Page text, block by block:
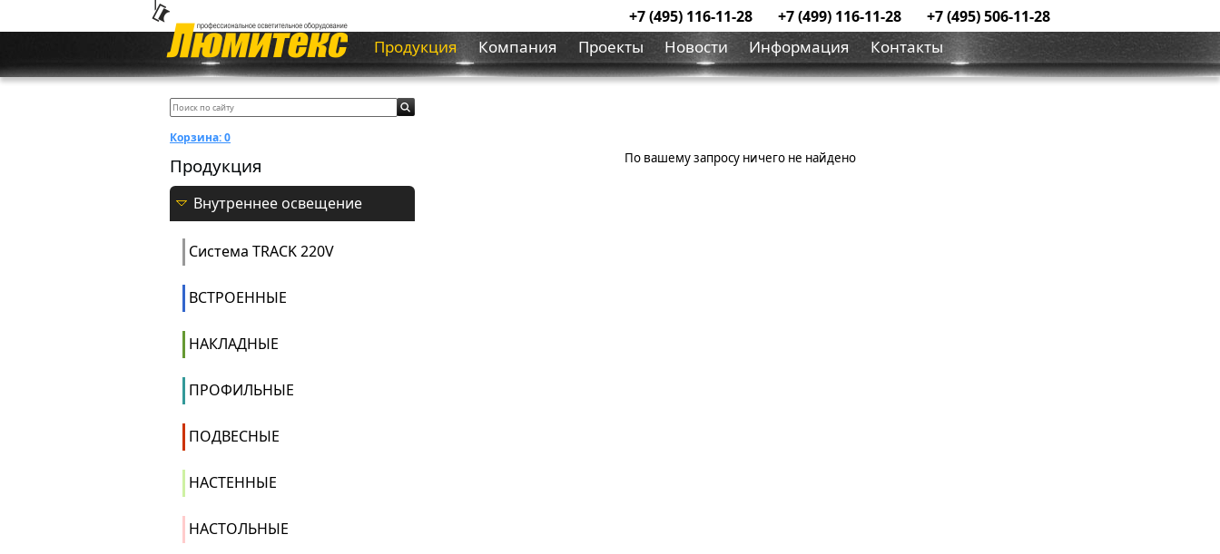
+7 (495) 116-11-28 +7 (499) 116-11-28 +7 (495) 506-11-28
Продукция Компания Проекты Новости Информация Контакты
Корзина:0
Продукция
Внутреннее освещение
Система ТRACK 220V
ВСТРОЕННЫЕ
НАКЛАДНЫЕ
ПРОФИЛЬНЫЕ
ПОДВЕСНЫЕ
НАСТЕННЫЕ
НАСТОЛЬНЫЕ
По вашему запросу ничего не найдено